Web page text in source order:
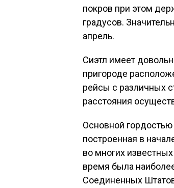
покров при этом
градусов.
апрель.
Сиэтл имеет
пригороде
рейсы с различных
расстояния
Основной
построенная в
во многих
время была
Соединенных